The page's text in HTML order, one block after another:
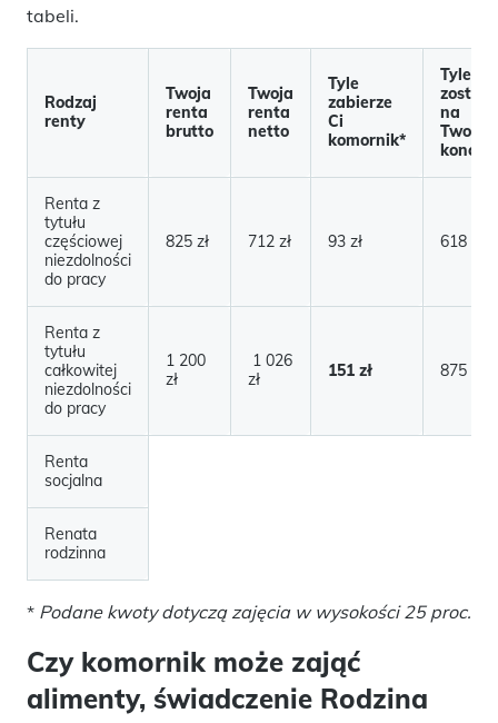
tabeli.
Rodzaj
renty
Twoja
renta
brutto
Twoja
renta
netto
Tyle
zabierze
Ci
komornik*
Tyle
na
Twoim
koncie
Renta z
tytułu
częściowej
niezdolności
do pracy
825 zł 712 zł 93 zł 618 zł
Renta z
tytułu
całkowitej
niezdolności
do pracy
1 200
zł
1 026
zł
151 zł 875 zł
Renta
socjalna
Renata
rodzinna
* Podane kwoty dotyczą zajęcia w wysokości 25 proc.
Czy komornik może zająć
alimenty, świadczenie Rodzina